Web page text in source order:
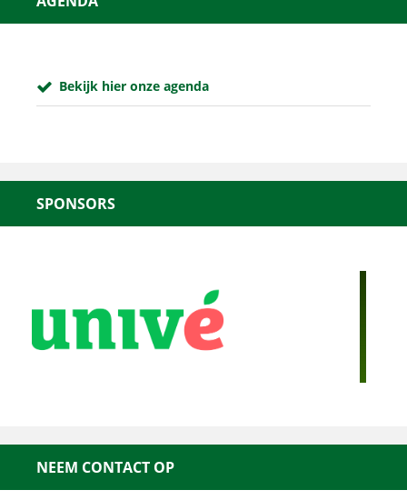
Bekijk hier onze agenda
SPONSORS
NEEM CONTACT OP